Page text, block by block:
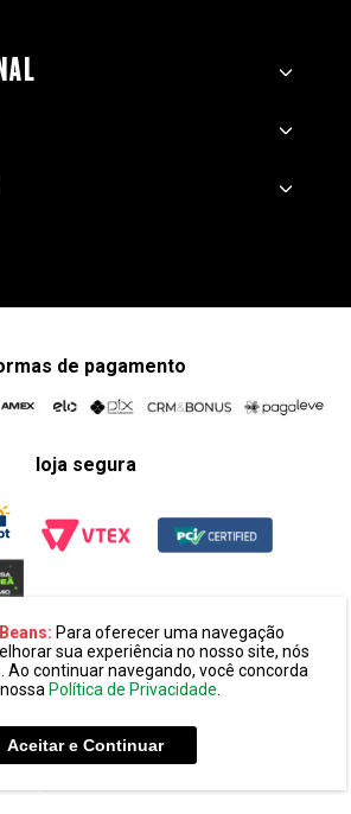
Para oferecer uma navegação
sua experiência no nosso site, nós
Ao continuar navegando, você concorda
Política de Privacidade.
Aceitar e Continuar
de pagamento
loja segura
cnpj: 14.439.371/0002-60
amazonas, 594, terreo mezanino, alphaville